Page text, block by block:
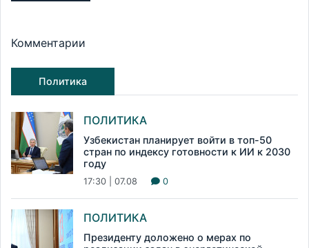
Комментарии
Политика
ПОЛИТИКА
Узбекистан планирует войти в топ-50
стран по индексу готовности к ИИ к 2030
году
17:30 | 07.08 0
ПОЛИТИКА
Президенту доложено о мерах по